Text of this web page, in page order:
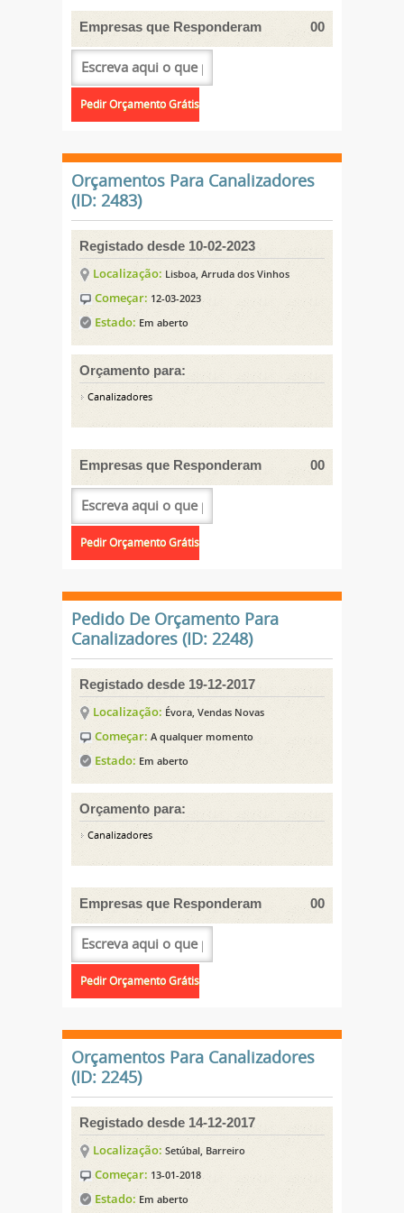
Empresas que Responderam 00
Orçamentos Para Canalizadores
(ID: 2483)
Registado desde 10-02-2023
Localização: Lisboa, Arruda dos Vinhos
Começar: 12-03-2023
Estado: Em aberto
Orçamento para:
Canalizadores
Empresas que Responderam 00
Pedido De Orçamento Para
Canalizadores (ID: 2248)
Registado desde 19-12-2017
Localização: Évora, Vendas Novas
Começar: A qualquer momento
Estado: Em aberto
Orçamento para:
Canalizadores
Empresas que Responderam 00
Orçamentos Para Canalizadores
(ID: 2245)
Registado desde 14-12-2017
Localização: Setúbal, Barreiro
Começar: 13-01-2018
Estado: Em aberto